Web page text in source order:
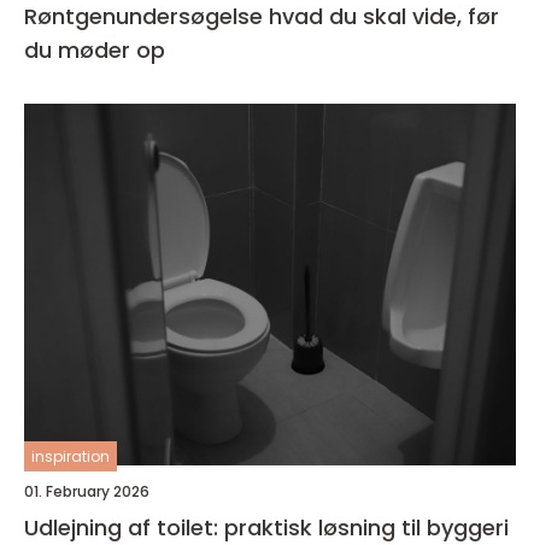
Røntgenundersøgelse hvad du skal vide, før
du møder op
inspiration
01. February 2026
Udlejning af toilet: praktisk løsning til byggeri